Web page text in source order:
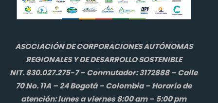
ASOCIACIÓN DE CORPORACIONES AUTÓNOMAS
REGIONALES Y DE DESARROLLO SOSTENIBLE
NIT. 830.027.275-7 – Conmutador: 3172888 – Calle
70 No. 11A – 24 Bogotá – Colombia – Horario de
atención: lunes a viernes 8:00 am – 5:00 pm